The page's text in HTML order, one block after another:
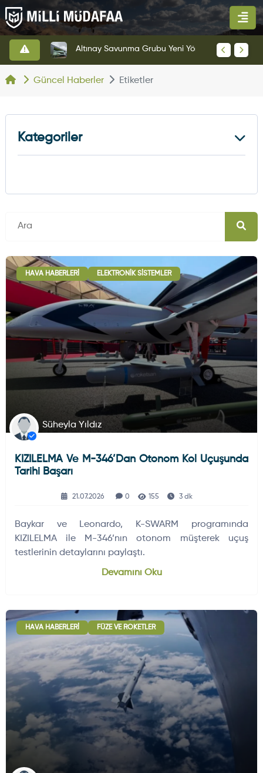
Güncel Haberler Etiketler
HAVA HABERLERI ELEKTRONIK SISTEMLER
Süheyla Yıldız
KIZILELMA Ve M-346’dan Otonom Kol Uçuşunda
Tarihi Başarı
21.07.2026 0 155 3 dk
Baykar ve Leonardo, K-SWARM programında
KIZILELMA ile M-346’nın otonom müşterek uçuş
testlerinin detaylarını paylaştı.
Devamını Oku
HAVA HABERLERI FÜZE VE ROKETLER
Kategoriler
Deniz Haberleri 223
Uydu ve Uzay Haberi 44
Silah ve Mühimmatlar 231
Füze ve Roketler 226
Dünyadan Gelişmeler